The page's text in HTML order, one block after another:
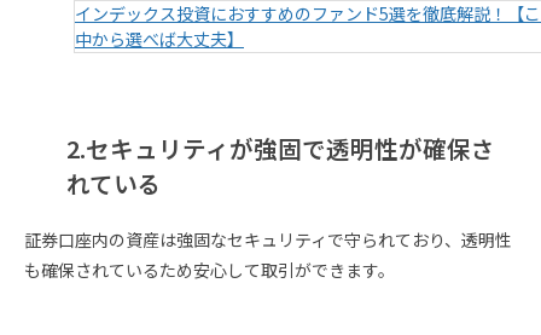
インデックス投資におすすめのファンド5選を徹底解説！【
中から選べば大丈夫】
2.セキュリティが強固で透明性が確保さ
れている
証券口座内の資産は強固なセキュリティで守られており、透明性
も確保されているため安心して取引ができます。